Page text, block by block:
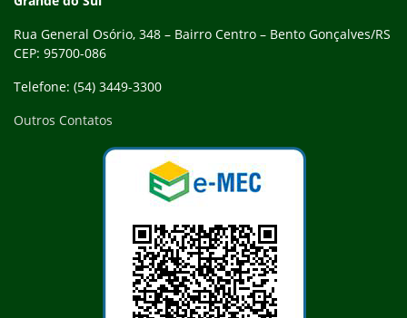
Rua General Osório, 348 – Bairro Centro – Bento Gonçalves/RS
CEP: 95700-086
Telefone: (54) 3449-3300
Outros Contatos